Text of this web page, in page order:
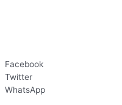
Facebook
Twitter
WhatsApp